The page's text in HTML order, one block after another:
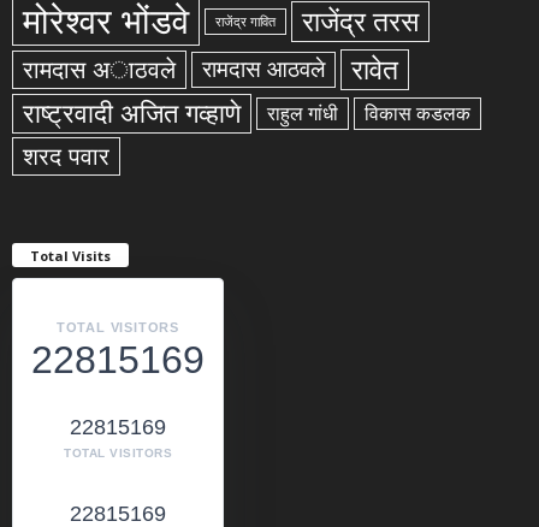
मोरेश्वर भोंडवे राजेंद्र गावित राजेंद्र तरस
रामदास अाठवले रामदास आठवले रावेत
राष्ट्रवादी अजित गव्हाणे राहुल गांधी विकास कडलक
शरद पवार
Total Visits
TOTAL VISITORS
22815169
22815169
TOTAL VISITORS
22815169